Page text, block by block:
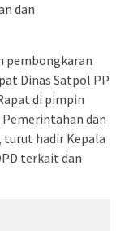
dan
pembongkaran
Dinas Satpol PP
di pimpin
dan
turut hadir Kepala
terkait dan